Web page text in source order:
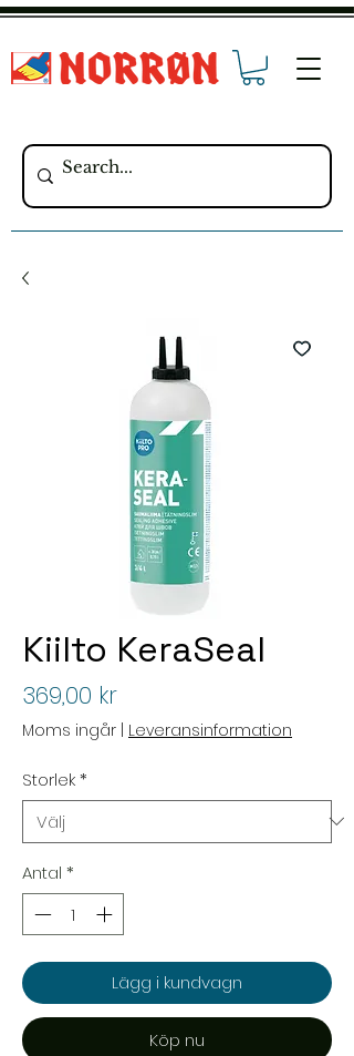
Kiilto KeraSeal
369,00 krPris
Moms ingår | Leveransinformation
Storlek*
Antal *
Lägg i kundvagn
Köp nu